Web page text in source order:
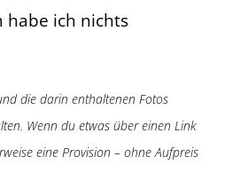
habe ich nichts
die darin enthaltenen Fotos
Wenn du etwas über einen Link
eine Provision – ohne Aufpreis